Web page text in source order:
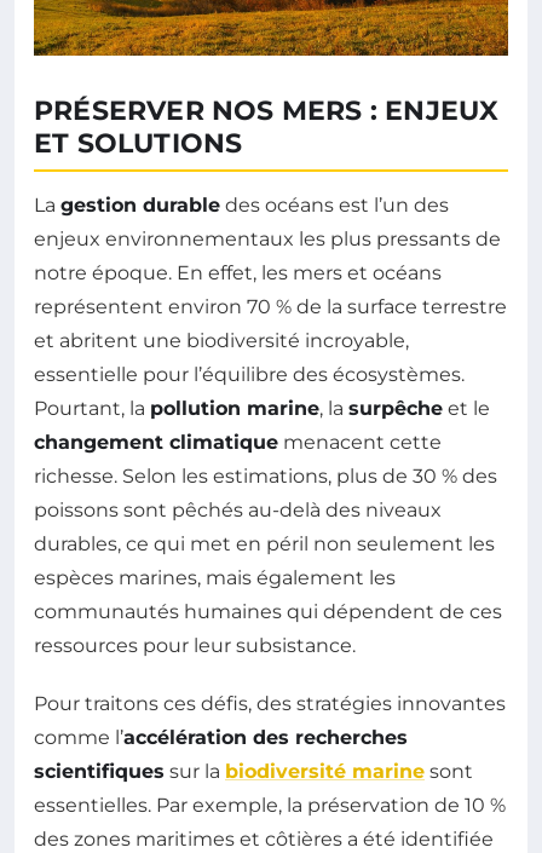
PRÉSERVER NOS MERS : ENJEUX
ET SOLUTIONS
La gestion durable des océans est l’un des
enjeux environnementaux les plus pressants de
notre époque. En effet, les mers et océans
représentent environ 70 % de la surface terrestre
et abritent une biodiversité incroyable,
essentielle pour l’équilibre des écosystèmes.
Pourtant, la pollution marine, la surpêche et le
changement climatique menacent cette
richesse. Selon les estimations, plus de 30 % des
poissons sont pêchés au-delà des niveaux
durables, ce qui met en péril non seulement les
espèces marines, mais également les
communautés humaines qui dépendent de ces
ressources pour leur subsistance.
Pour traitons ces défis, des stratégies innovantes
comme l’accélération des recherches
scientifiques sur la biodiversité marine sont
essentielles. Par exemple, la préservation de 10 %
des zones maritimes et côtières a été identifiée